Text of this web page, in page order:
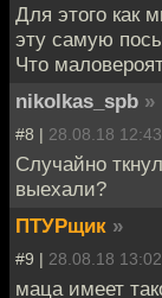
Для этого как
эту самую
Что
nikolkas_spb »
#8 | 28.08.18 12:43
Случайно
выехали?
ПТУРщик »
#9 | 28.08.18 13:02
маца имеет